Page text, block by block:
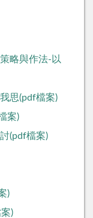
略與作法-以
思(pdf檔案)
案)
(pdf檔案)
)
)